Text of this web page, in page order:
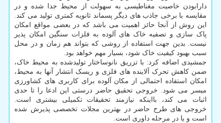
دارابودن خاصیت مغناطیسی به سهولت از محیط جدا شده و در
مقایسه با برخی جاذب های دیگر پسماند ثانویه کمتری تولید می کند.
این روش از آنجا حائز اهمیت می باشد که در بعضی مواقع امکان
پاک سازی و تصفیه خاک های آلوده به فلزات سنگین امکان پذیر
نیست. بدین جهت استفاده از روشی که بتواند هم زمان و در محل
سبب بهبود کیفیت خاک شود، بسیار مهم خواهد بود.
جمشیدی اضافه کرد: با تزریق نانوساختار تولیدشده به محیط خاک،
ضمن کاهش تحرک آلاینده های فلزی و ریسک انتشار آنها به محیط،
امکان استفاده احتمالی از مکان آلوده برای کاربری های کشاورزی
میسر می شود. خروجی تحقیق حاضر درستی این ادعا را تا حدی
اثبات می کند، بااینکه نیازمند تحقیقات تکمیلی بیشتری است.
خروجی های طرح حاضر در بهترین مجلات تخصصی پذیرش شده
است و یا در مرحله داوری است.